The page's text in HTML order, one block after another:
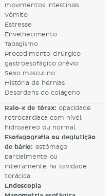
movimentos intestinais
Vômito
Estresse
Envelhecimento
Tabagismo
Procedimento cirúrgico
gastroesofágico prévio
Sexo masculino
História de hérnias
Desordens do colágeno
Raio-x de tórax: opacidade
retrocardíaca com nível
hidroaéreo ou normal
Esofagografia ou deglutição
de bário: estômago
parcialmente ou
inteiramente na cavidade
torácica
Endoscopia